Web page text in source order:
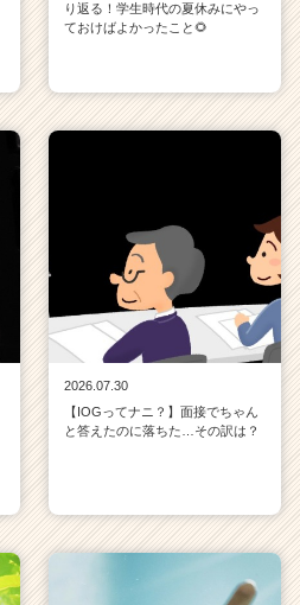
り返る！学生時代の夏休みにやっ
ておけばよかったこと🌻
2026.07.30
【IOGってナニ？】面接でちゃん
と答えたのに落ちた…その訳は？